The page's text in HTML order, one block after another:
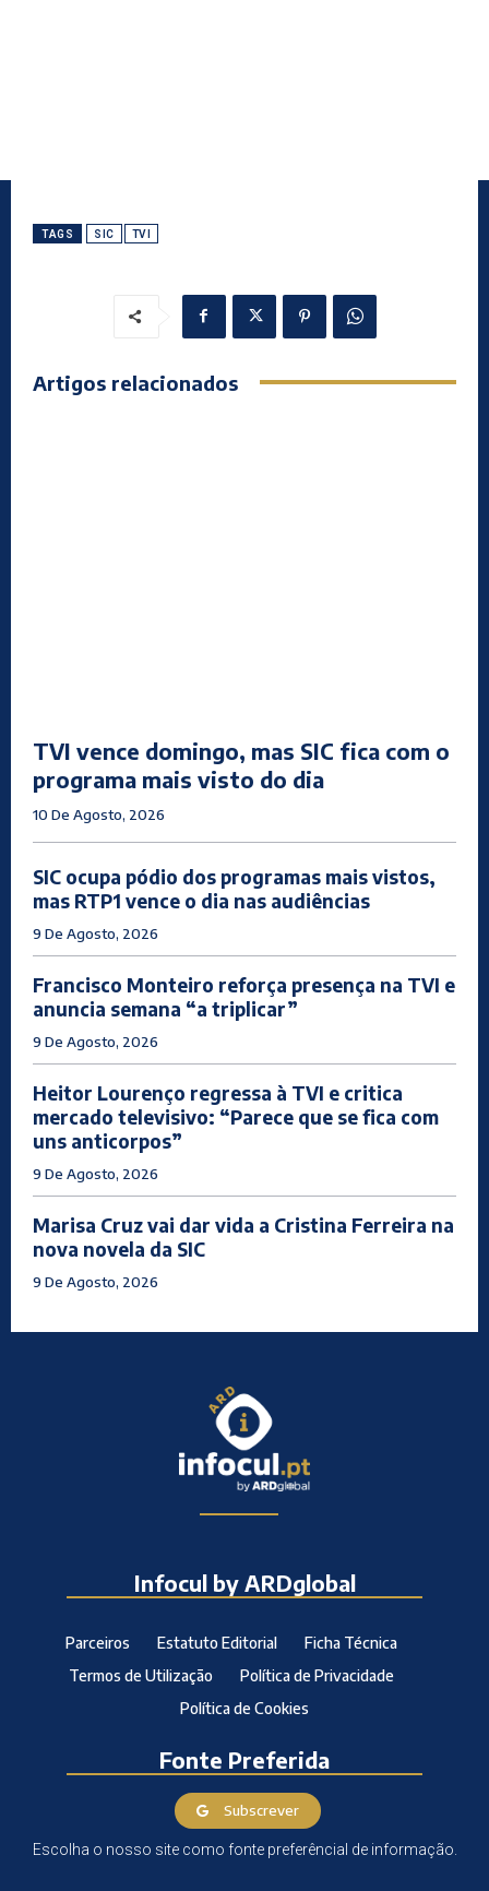
TAGS SIC TVI
Artigos relacionados
TVI vence domingo, mas SIC fica com o
programa mais visto do dia
10 De Agosto, 2026
SIC ocupa pódio dos programas mais vistos,
mas RTP1 vence o dia nas audiências
9 De Agosto, 2026
Francisco Monteiro reforça presença na TVI e
anuncia semana “a triplicar”
9 De Agosto, 2026
Heitor Lourenço regressa à TVI e critica
mercado televisivo: “Parece que se fica com
uns anticorpos”
9 De Agosto, 2026
Marisa Cruz vai dar vida a Cristina Ferreira na
nova novela da SIC
9 De Agosto, 2026
Infocul by ARDglobal
Parceiros Estatuto Editorial
Ficha Técnica
Termos de Utilização
Política de Privacidade
Política de Cookies
Fonte Preferida
Subscrever
Escolha o nosso site como fonte preferêncial de informação.